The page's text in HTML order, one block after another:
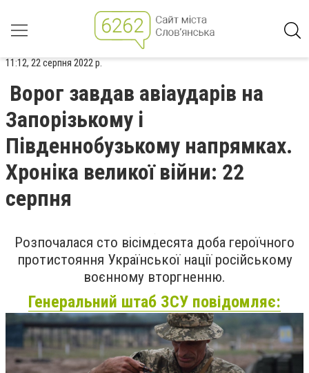
11:12, 22 серпня 2022 р.
Ворог завдав авіаударів на
Запорізькому і
Південнобузькому напрямках.
Хроніка великої війни: 22
серпня
Розпочалася сто вісімдесята доба героїчного
протистояння Української нації російському
воєнному вторгненню.
Генеральний штаб ЗСУ повідомляє: